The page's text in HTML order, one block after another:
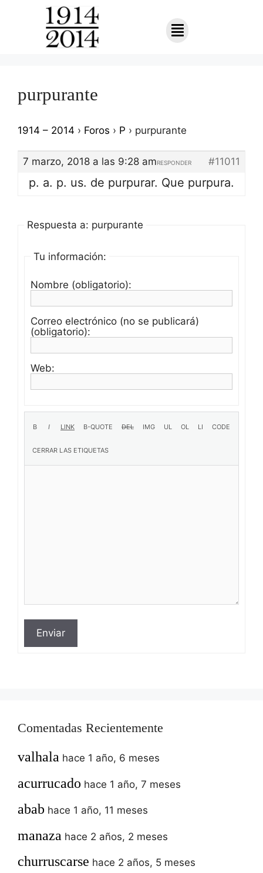
purpurante
1914 – 2014 › Foros › P › purpurante
7 marzo, 2018 a las 9:28 am #11011
RESPONDER
p. a. p. us. de purpurar. Que purpura.
Respuesta a: purpurante
Tu información:
Nombre (obligatorio):
Correo electrónico (no se publicará)
(obligatorio):
Web:
Enviar
Comentadas Recientemente
valhala hace 1 año, 6 meses
acurrucado hace 1 año, 7 meses
abab hace 1 año, 11 meses
manaza hace 2 años, 2 meses
churruscarse hace 2 años, 5 meses